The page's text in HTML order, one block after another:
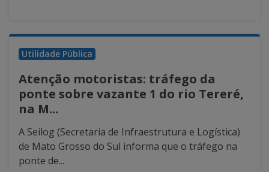
Utilidade Pública
Atenção motoristas: tráfego da
ponte sobre vazante 1 do rio Tereré,
na M...
A Seilog (Secretaria de Infraestrutura e Logística)
de Mato Grosso do Sul informa que o tráfego na
ponte de...